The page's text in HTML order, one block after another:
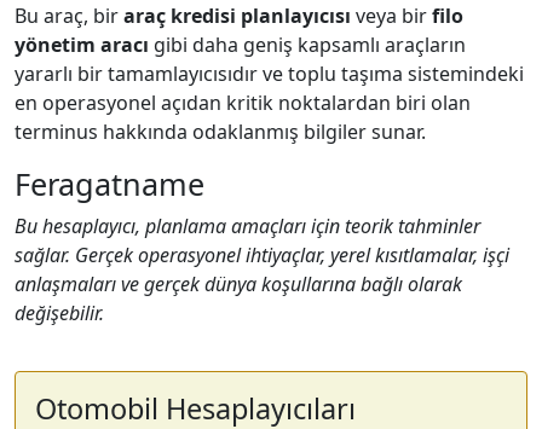
Bu araç, biraraç kredisi planlayıcısı veya birfilo
yönetim aracı gibi daha geniş kapsamlı araçların
yararlı bir tamamlayıcısıdır ve toplu taşıma sistemindeki
en operasyonel açıdan kritik noktalardan biri olan
terminus hakkında odaklanmış bilgiler sunar.
Feragatname
Bu hesaplayıcı, planlama amaçları için teorik tahminler
sağlar. Gerçek operasyonel ihtiyaçlar, yerel kısıtlamalar, işçi
anlaşmaları ve gerçek dünya koşullarına bağlı olarak
değişebilir.
Otomobil Hesaplayıcıları